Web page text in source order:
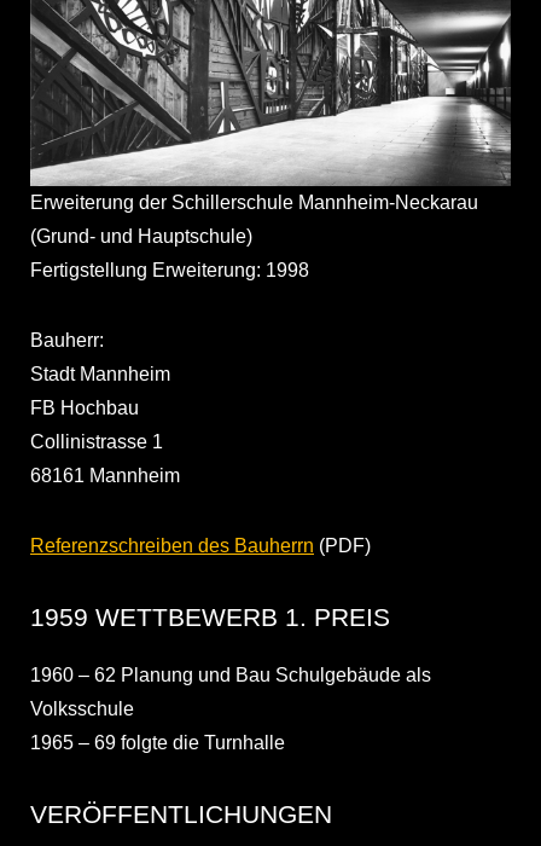
Erweiterung der Schillerschule Mannheim-Neckarau
(Grund- und Hauptschule)
Fertigstellung Erweiterung: 1998
Bauherr:
Stadt Mannheim
FB Hochbau
Collinistrasse 1
68161 Mannheim
Referenzschreiben des Bauherrn (PDF)
1959 WETTBEWERB 1. PREIS
1960 – 62 Planung und Bau Schulgebäude als
Volksschule
1965 – 69 folgte die Turnhalle
VERÖFFENTLICHUNGEN